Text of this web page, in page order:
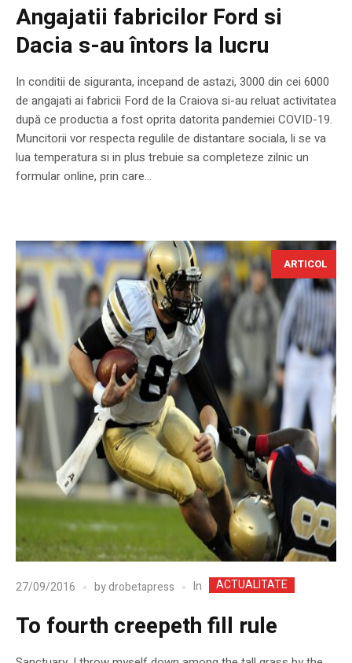
Angajatii fabricilor Ford si
Dacia s-au întors la lucru
In conditii de siguranta, incepand de astazi, 3000 din cei 6000
de angajati ai fabricii Ford de la Craiova si-au reluat activitatea
după ce productia a fost oprita datorita pandemiei COVID-19.
Muncitorii vor respecta regulile de distantare sociala, li se va
lua temperatura si in plus trebuie sa completeze zilnic un
formular online, prin care...
ARTICOL
27/09/2016 bydrobetapress In ACTUALITATE
To fourth creepeth fill rule